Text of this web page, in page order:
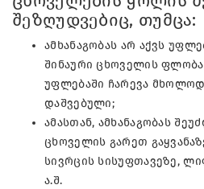
შეზღუდვებიც, თუმცა:
ამხანაგობას არ აქვს
შინაური ცხოველის
უფლებაში ჩარევა
დაშვებული;
ამასთან, ამხანაგობას
ცხოველის გარეთ
სივრცის სისუფთავეზე,
ა.შ.